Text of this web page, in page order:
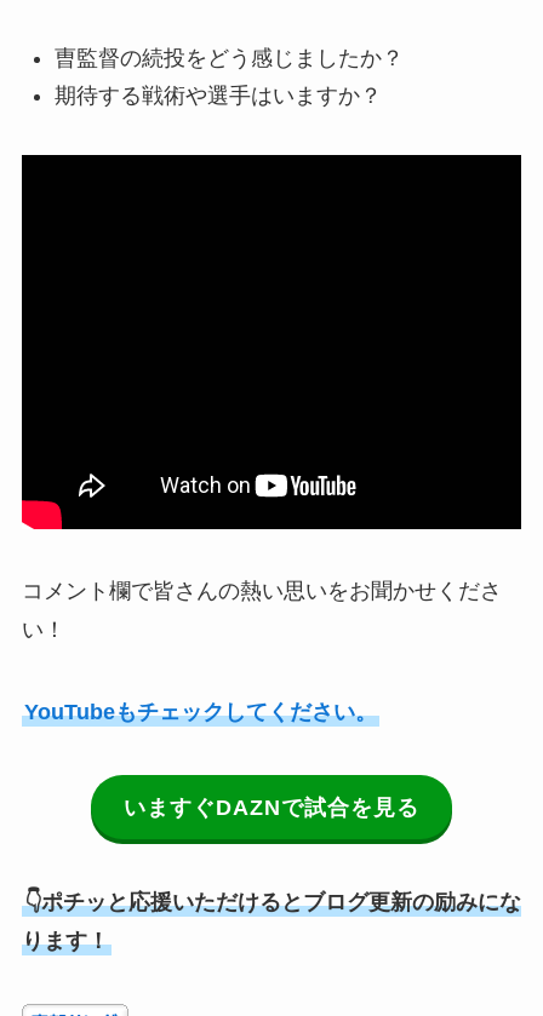
曺監督の続投をどう感じましたか？
期待する戦術や選手はいますか？
コメント欄で皆さんの熱い思いをお聞かせくださ
い！
YouTubeもチェックしてください。
いますぐDAZNで試合を見る
👇ポチッと応援いただけるとブログ更新の励みにな
ります！